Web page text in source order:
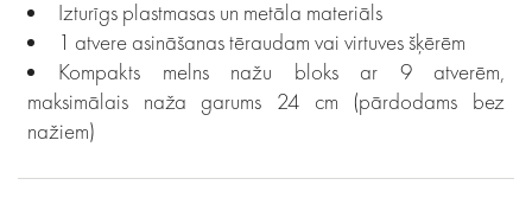
Izturīgs plastmasas un metāla materiāls
1 atvere asināšanas tēraudam vai virtuves šķērēm
Kompakts melns nažu bloks ar 9 atverēm,
maksimālais naža garums 24 cm (pārdodams bez
nažiem)